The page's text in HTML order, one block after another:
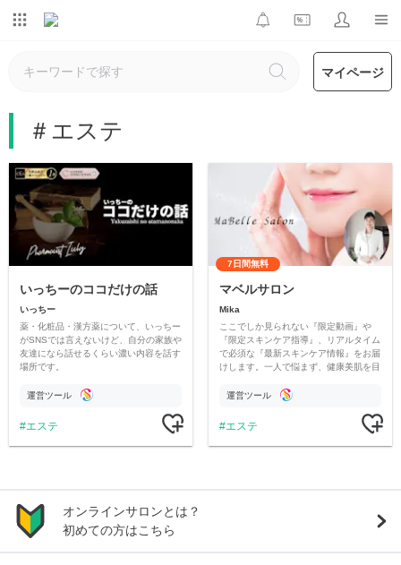
マイページ
＃エステ
いっちーのココだけの話
いっちー
薬・化粧品・漢方薬について、いっちー
がSNSでは言えないけど、自分の家族や
友達になら話せるくらい濃い内容を話す
場所です。
運営ツール
エステ
7日間無料
マベルサロン
Mika
ここでしか見られない『限定動画』や
『限定スキンケア指導』、リアルタイム
で必須な『最新スキンケア情報』をお届
けします。一人で悩まず、健康美肌を目
を送りましょう♪
運営ツール
エステ
オンラインサロンとは？
初めての方はこちら